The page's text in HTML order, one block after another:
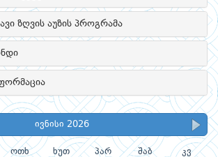
ზღვის აუზის პროგრამა
ივნისი 2026
ოთხ ხუთ პარ შაბ კვ